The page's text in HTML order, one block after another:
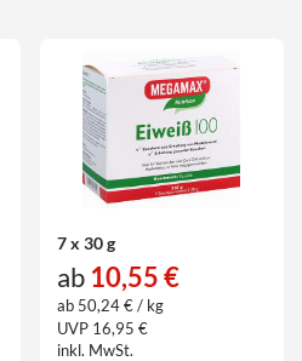
7 x 30 g
ab 10,55 €
ab 50,24 € / kg
UVP 16,95 €
inkl. MwSt.